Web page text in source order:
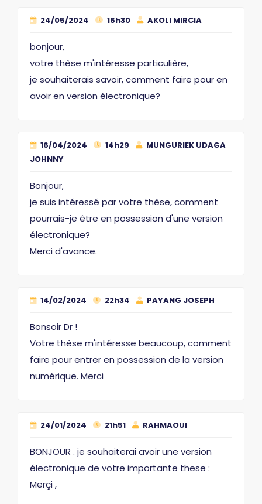
24/05/2024 16h30 AKOLI MIRCIA
bonjour,
votre thèse m'intéresse particulière,
je souhaiterais savoir, comment faire pour en
avoir en version électronique?
16/04/2024 14h29
MUNGURIEK UDAGA
JOHNNY
Bonjour,
je suis intéressé par votre thèse, comment
pourrais-je être en possession d'une version
électronique?
Merci d'avance.
14/02/2024 22h34 PAYANG JOSEPH
Bonsoir Dr !
Votre thèse m'intéresse beaucoup, comment
faire pour entrer en possession de la version
numérique. Merci
24/01/2024 21h51 RAHMAOUI
BONJOUR . je souhaiterai avoir une version
électronique de votre importante these :
Merçi ,